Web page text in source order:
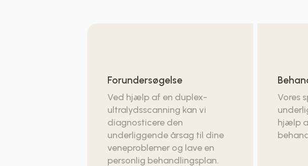
Forundersøgelse
Ved hjælp af en duplex-
ultralydsscanning kan vi
diagnosticere den
underliggende årsag til dine
veneproblemer og lave en
personlig behandlingsplan.
Vores
hjælp